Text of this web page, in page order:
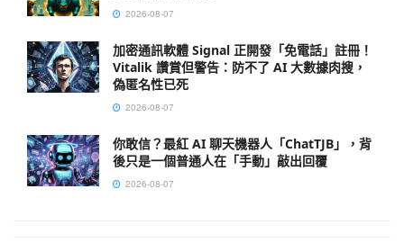
2026-08-07
加密通訊軟體 Signal 正開發「免電話」註冊！
Vitalik 讚賞但警告：防不了 AI 大數據肉搜，
偽匿名性已死
2026-08-07
你敢信？最紅 AI 聊天機器人「ChatTJB」，背
後只是一個普通人在「手動」敲出回覆
2026-08-07